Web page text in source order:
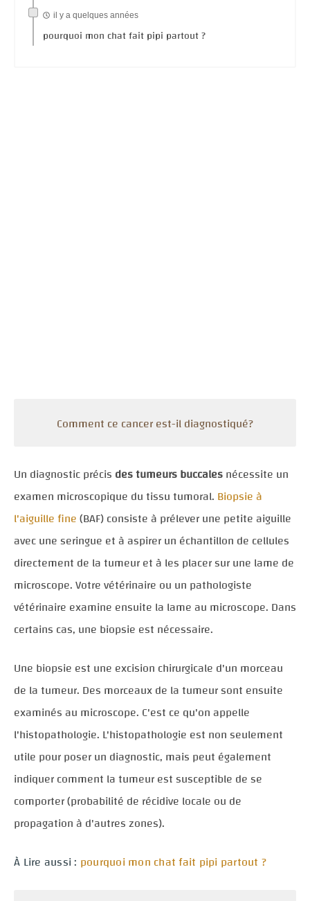
il y a quelques années
pourquoi mon chat fait pipi partout ?
Comment ce cancer est-il diagnostiqué?
Un diagnostic précis des tumeurs buccalesnécessite un
examen microscopique du tissu tumoral. Biopsie à
l'aiguille fine(BAF) consiste à prélever une petite aiguille
avec une seringue et à aspirer un échantillon de cellules
directement de la tumeur et à les placer sur une lame de
microscope. Votre vétérinaire ou un pathologiste
vétérinaire examine ensuite la lame au microscope. Dans
certains cas, une biopsie est nécessaire.
Une biopsie est une excision chirurgicale d'un morceau
de la tumeur. Des morceaux de la tumeur sont ensuite
examinés au microscope. C'est ce qu'on appelle
l'histopathologie. L'histopathologie est non seulement
utile pour poser un diagnostic, mais peut également
indiquer comment la tumeur est susceptible de se
comporter (probabilité de récidive locale ou de
propagation à d'autres zones).
À Lire aussi : pourquoi mon chat fait pipi partout ?